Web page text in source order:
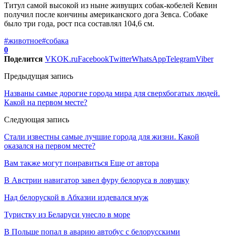
Титул самой высокой из ныне живущих собак-кобелей Кевин
получил после кончины американского дога Зевса. Собаке
было три года, рост пса составлял 104,6 см.
#животное#собака
0
Поделится VKOK.ruFacebookTwitterWhatsAppTelegramViber
Предыдущая запись
Названы самые дорогие города мира для сверхбогатых людей.
Какой на первом месте?
Следующая запись
Стали известны самые лучшие города для жизни. Какой
оказался на первом месте?
Вам также могут понравиться Еще от автора
В Австрии навигатор завел фуру белоруса в ловушку
Над белоруской в Абхазии издевался муж
Туристку из Беларуси унесло в море
В Польше попал в аварию автобус с белорусскими